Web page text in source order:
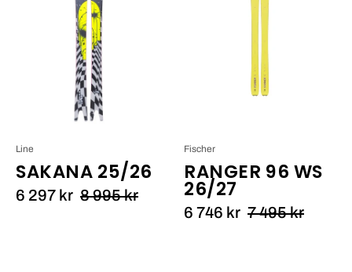
SAKANA 25/26
Line
6 297 kr 8 995 kr
96
WS
RANGER 96 WS
26/27
Fischer
6 746 kr 7 495 kr